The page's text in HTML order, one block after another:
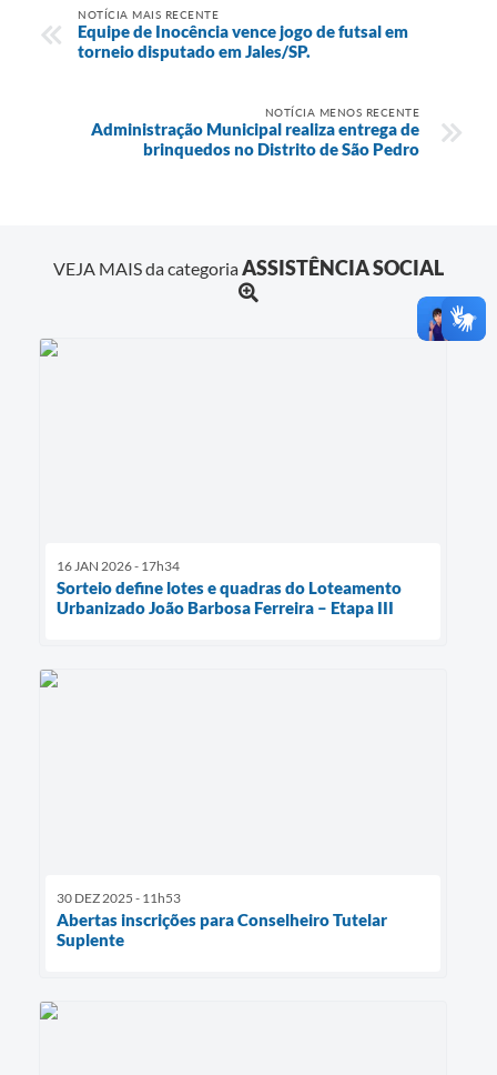
NOTÍCIA MAIS RECENTE
Equipe de Inocência vence jogo de futsal em
torneio disputado em Jales/SP.
NOTÍCIA MENOS RECENTE
Administração Municipal realiza entrega de
brinquedos no Distrito de São Pedro
VEJA MAIS da categoriaASSISTÊNCIA SOCIAL
16 JAN 2026 - 17h34
Sorteio define lotes e quadras do Loteamento
Urbanizado João Barbosa Ferreira – Etapa III
30 DEZ 2025 - 11h53
Abertas inscrições para Conselheiro Tutelar
Suplente